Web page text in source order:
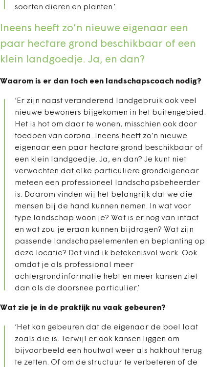
soorten dieren en planten.’
Ineens heeft zo’n nieuwe eigenaar een
paar hectare grond beschikbaar of een
klein landgoedje. Ja, en dan?
Waarom is er dan toch een landschapscoach nodig?
‘Er zijn naast veranderend landgebruik ook veel
nieuwe bewoners bijgekomen in het buitengebied.
Het is hot om daar te wonen, misschien ook door
toedoen van corona. Ineens heeft zo’n nieuwe
eigenaar een paar hectare grond beschikbaar of
een klein landgoedje. Ja, en dan? Je kunt niet
verwachten dat elke particuliere grondeigenaar
meteen een professioneel landschapsbeheerder
is. Daarom vinden wij het belangrijk dat we die
mensen bij de hand kunnen nemen. In wat voor
type landschap woon je? Wat is er nog van intact
en wat zou je eraan kunnen bijdragen? Wat zijn
passende landschapselementen en beplanting op
deze locatie? Dat vind ik betekenisvol werk. Ook
omdat je als professional meer
achtergrondinformatie hebt en meer kansen ziet
dan als de doorsnee particulier.’
Wat zie je in de praktijk nu vaak gebeuren?
‘Het kan gebeuren dat de eigenaar de boel laat
zoals die is. Terwijl er ook kansen liggen om
bijvoorbeeld een houtwal weer als hakhout terug
te zetten. Of om de structuur te verbeteren of de